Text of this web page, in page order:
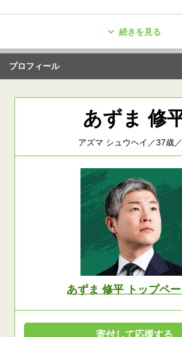
続きを見る
プロフィール
あずま 修
アズマ シュウヘイ／37歳
あずま 修平 トップペ
寄付して応援する